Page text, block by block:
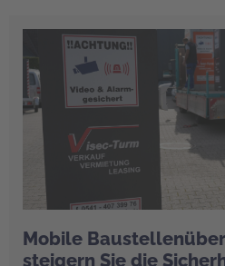
Mobile
steigern Sie die